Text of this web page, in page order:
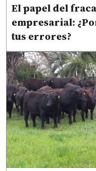
El papel del
empresarial:
tus errores?